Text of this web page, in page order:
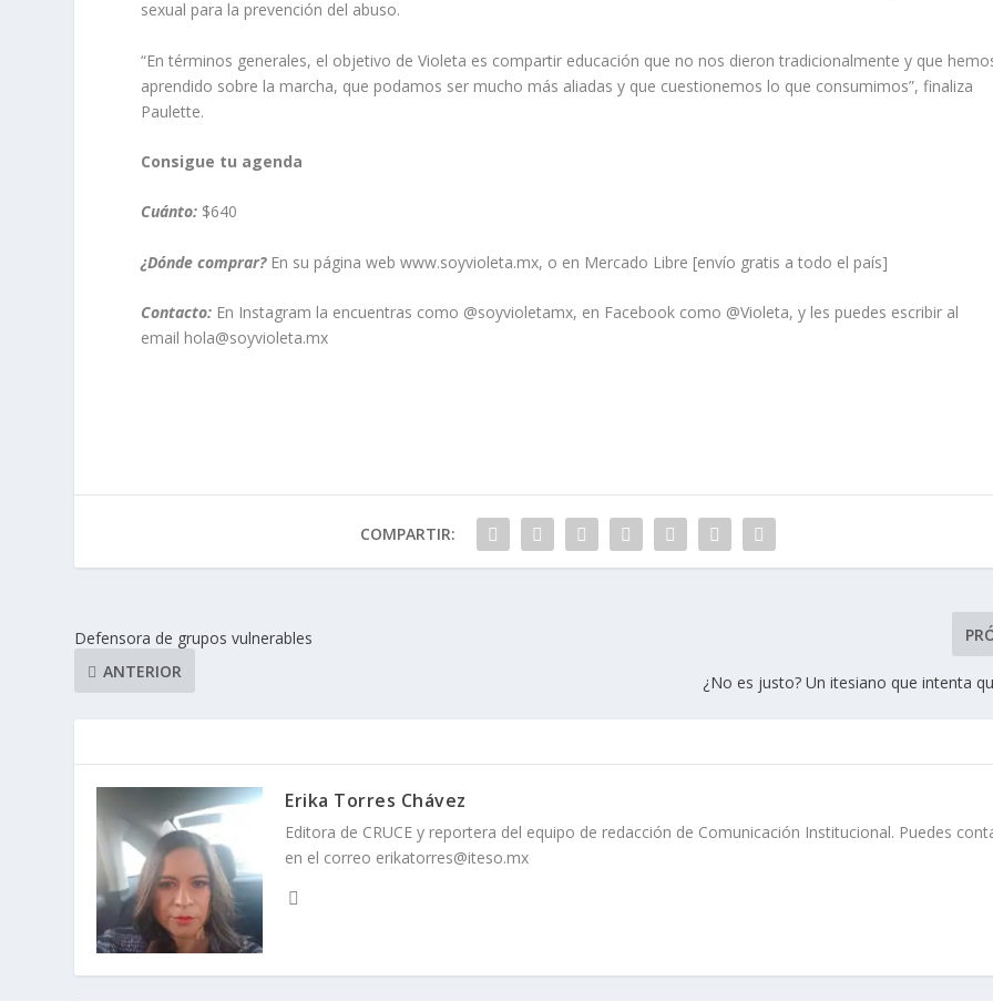
sexual para la prevención del abuso.
“En términos generales, el objetivo de Violeta es compartir educación que no nos dieron tradicionalmente y que
aprendido sobre la marcha, que podamos ser mucho más aliadas y que cuestionemos lo que consumimos”, finaliza
Paulette.
Consigue tu agenda
Cuánto: $640
¿Dónde comprar? En su página web www.soyvioleta.mx, o en Mercado Libre [envío gratis a todo el país]
Contacto: En Instagram la encuentras como @soyvioletamx, en Facebook como @Violeta, y les puedes escribir al
email hola@soyvioleta.mx
COMPARTIR:
Defensora de grupos vulnerables
ANTERIOR
¿No es justo? Un itesiano que intenta
Erika Torres Chávez
Editora de CRUCE y reportera del equipo de redacción de Comunicación Institucional. Puedes
en el correo erikatorres@iteso.mx